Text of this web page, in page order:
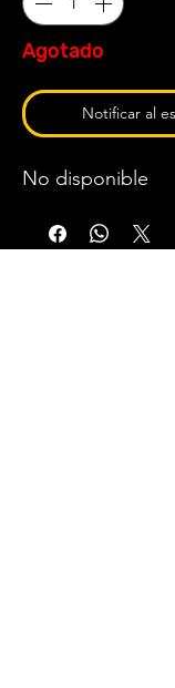
Agotado
Notificar al
No disponible